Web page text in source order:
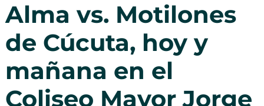
Alma vs. Motilones
de Cúcuta, hoy y
mañana en el
Coliseo Mayor Jorge